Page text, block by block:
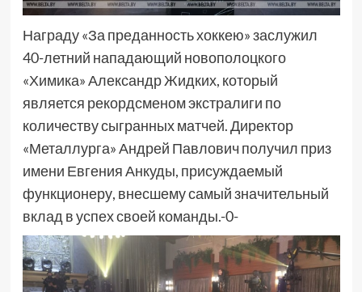
Награду «За преданность хоккею» заслужил
40-летний нападающий новополоцкого
«Химика» Александр Жидких, который
является рекордсменом экстралиги по
количеству сыгранных матчей. Директор
«Металлурга» Андрей Павлович получил приз
имени Евгения Анкуды, присуждаемый
функционеру, внесшему самый значительный
вклад в успех своей команды.-0-